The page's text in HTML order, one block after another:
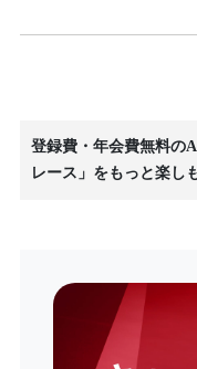
登録費・年会費無料の
レース」をもっと楽し